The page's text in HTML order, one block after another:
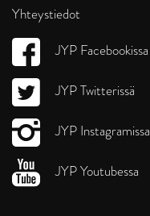
Yhteystiedot
JYP Facebookissa
JYP Twitterissä
JYP Instagramissa
JYP Youtubessa